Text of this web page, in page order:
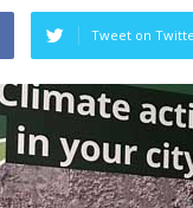
Tweet on